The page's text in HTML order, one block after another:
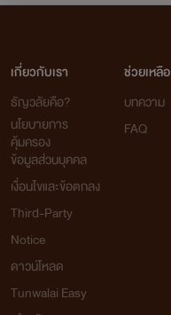
เกี่ยวกับเรา
ธัญวลัยคือ?
นโยบายการ
คุ้มครอง
ข้อมูลส่วนบุคคล
เงื่อนไขและข้อตกลง
Third-Party
Notice
ดาวน์โหลด
Tunwalai Easy
ช่วยเหลือ
บทความ
FAQ